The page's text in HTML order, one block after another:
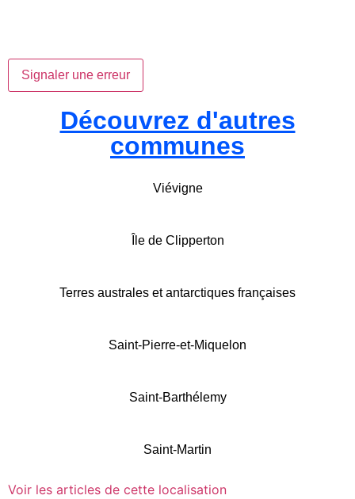
Signaler une erreur
Découvrez d'autres
communes
Viévigne
Île de Clipperton
Terres australes et antarctiques françaises
Saint-Pierre-et-Miquelon
Saint-Barthélemy
Saint-Martin
Voir les articles de cette localisation